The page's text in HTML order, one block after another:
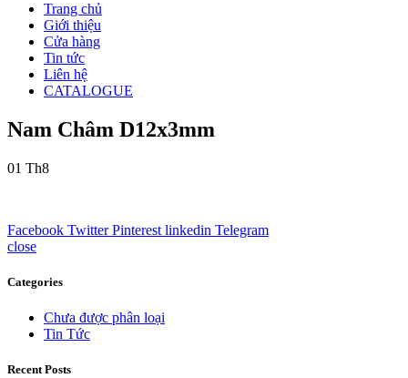
Trang chủ
Giới thiệu
Cửa hàng
Tin tức
Liên hệ
CATALOGUE
Nam Châm D12x3mm
01 Th8
Facebook Twitter Pinterest linkedin Telegram
close
Categories
Chưa được phân loại
Tin Tức
Recent Posts